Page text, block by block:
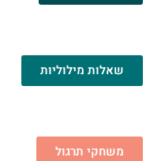
שאלות מילוליות
משחקי תרגול